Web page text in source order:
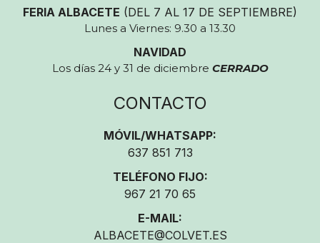
FERIA ALBACETE (DEL 7 AL 17 DE SEPTIEMBRE)
Lunes a Viernes: 9.30 a 13.30
NAVIDAD
Los días 24 y 31 de diciembre CERRADO
CONTACTO
MÓVIL/WHATSAPP:
637 851 713
TELÉFONO FIJO:
967 21 70 65
E-MAIL:
ALBACETE@COLVET.ES